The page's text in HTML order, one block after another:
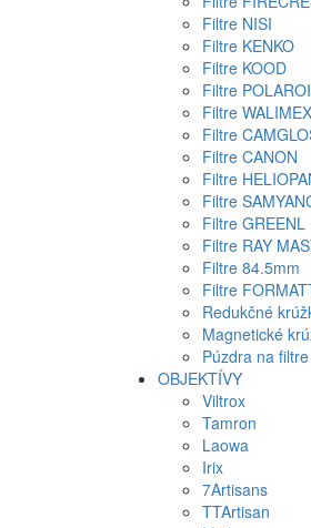
Filtre NISI
Filtre KENKO
Filtre KOOD
Filtre
Filtre
Filtre
Filtre CANON
Filtre
Filtre
Filtre GREENL
Filtre RAY
Filtre 84.5mm
Filtre
Redukčné
Magnetické
Púzdra na filtre
OBJEKTÍVY
Viltrox
Tamron
Laowa
Irix
7Artisans
TTArtisan